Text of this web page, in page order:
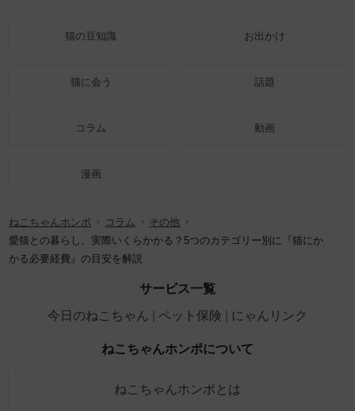
猫の豆知識 お出かけ
猫に会う 話題
コラム 動画
漫画
ねこちゃんホンポ コラム
その他
愛猫との暮らし、実際いくらかかる？5つのカテゴリー別に『猫にか
かる必要経費』の目安を解説
サービス一覧
今日のねこちゃん
ペット保険 にゃんリンク
ねこちゃんホンポについて
ねこちゃんホンポとは